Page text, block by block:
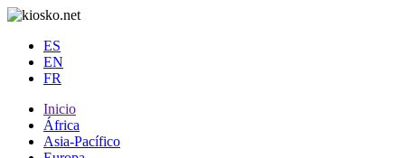
ES
EN
FR
Inicio
África
Asia-Pacífico